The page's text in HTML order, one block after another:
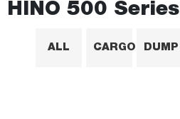
HINO 500 Series
ALL CARGO DUMP